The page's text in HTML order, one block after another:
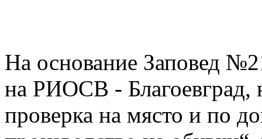
На основание Заповед
на РИОСВ - Благоевград,
проверка на място и по